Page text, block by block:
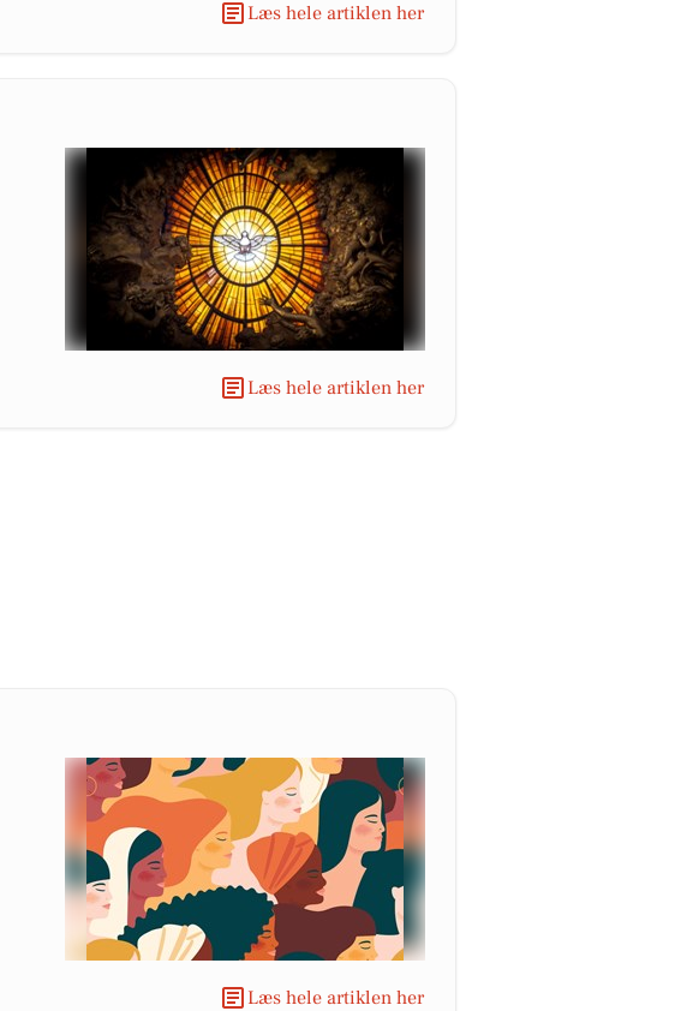
Læs hele artiklen her
Læs hele artiklen her
Læs hele artiklen her